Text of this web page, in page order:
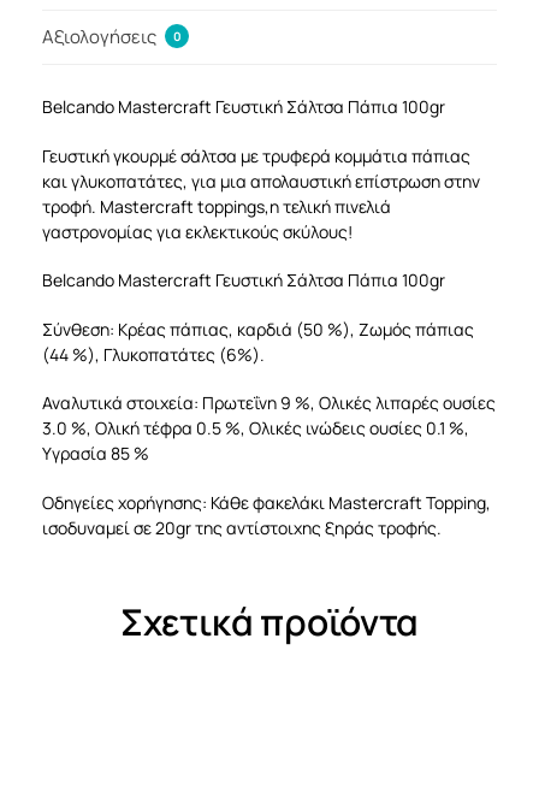
Αξιολογήσεις 0
Belcando Mastercraft Γευστική Σάλτσα Πάπια 100gr
Γευστική γκουρμέ σάλτσα με τρυφερά κομμάτια πάπιας
και γλυκοπατάτες, για μια απολαυστική επίστρωση στην
τροφή. Mastercraft toppings,η τελική πινελιά
γαστρονομίας για εκλεκτικούς σκύλους!
Belcando Mastercraft Γευστική Σάλτσα Πάπια 100gr
Σύνθεση: Κρέας πάπιας, καρδιά (50 %), Ζωμός πάπιας
(44 %), Γλυκοπατάτες (6%).
Αναλυτικά στοιχεία: Πρωτεΐνη 9 %, Ολικές λιπαρές ουσίες
3.0 %, Ολική τέφρα 0.5 %, Ολικές ινώδεις ουσίες 0.1 %,
Υγρασία 85 %
Οδηγείες χορήγησης: Κάθε φακελάκι Mastercraft Topping,
ισοδυναμεί σε 20gr της αντίστοιχης ξηράς τροφής.
Σχετικά προϊόντα